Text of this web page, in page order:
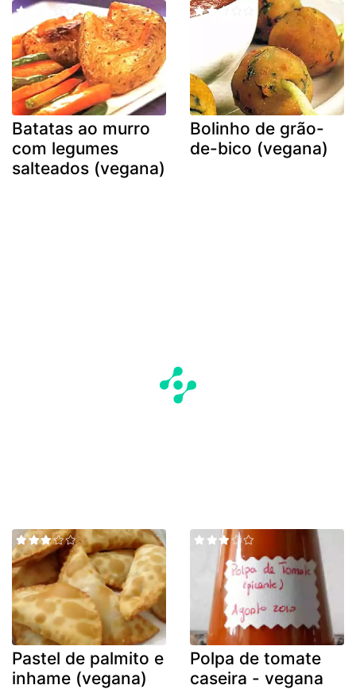
Batatas ao murro
com legumes
salteados (vegana)
Bolinho de grão-
de-bico (vegana)
Pastel de palmito e
inhame (vegana)
Polpa de tomate
caseira - vegana